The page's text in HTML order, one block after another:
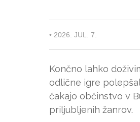
• 2026. JUL. 7.
Končno lahko
odlične igre
čakajo občinstvo v
priljubljenih žanrov.